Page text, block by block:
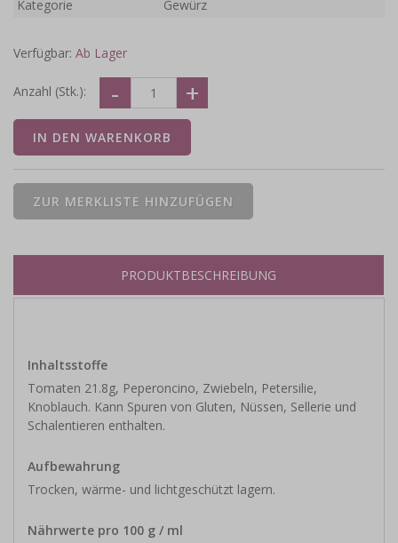
Kategorie
Gewürz
Verfügbar: Ab Lager
Anzahl (Stk.):
PRODUKTBESCHREIBUNG
Inhaltsstoffe
Tomaten 21.8g, Peperoncino, Zwiebeln, Petersilie,
Knoblauch. Kann Spuren von Gluten, Nüssen, Sellerie und
Schalentieren enthalten.
Aufbewahrung
Trocken, wärme- und lichtgeschützt lagern.
Nährwerte pro 100 g / ml